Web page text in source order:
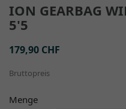
ION GEARBAG
5'5
179,90 CHF
Bruttopreis
Menge